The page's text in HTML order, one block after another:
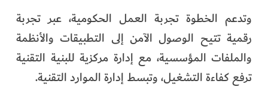
وتدعم الخطوة تجربة العمل الحكومية، عبر تجربة
رقمية تتيح الوصول الآمن إلى التطبيقات والأنظمة
والملفات المؤسسية، مع إدارة مركزية للبنية التقنية
ترفع كفاءة التشغيل، وتبسط إدارة الموارد التقنية.